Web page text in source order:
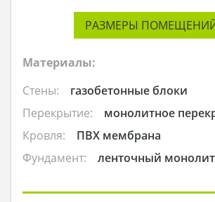
РАЗМЕРЫ
Материалы:
Стены:
газобетонные блоки
Перекрытие:
монолитное
Кровля:
ПВХ мембрана
Фундамент:
ленточный